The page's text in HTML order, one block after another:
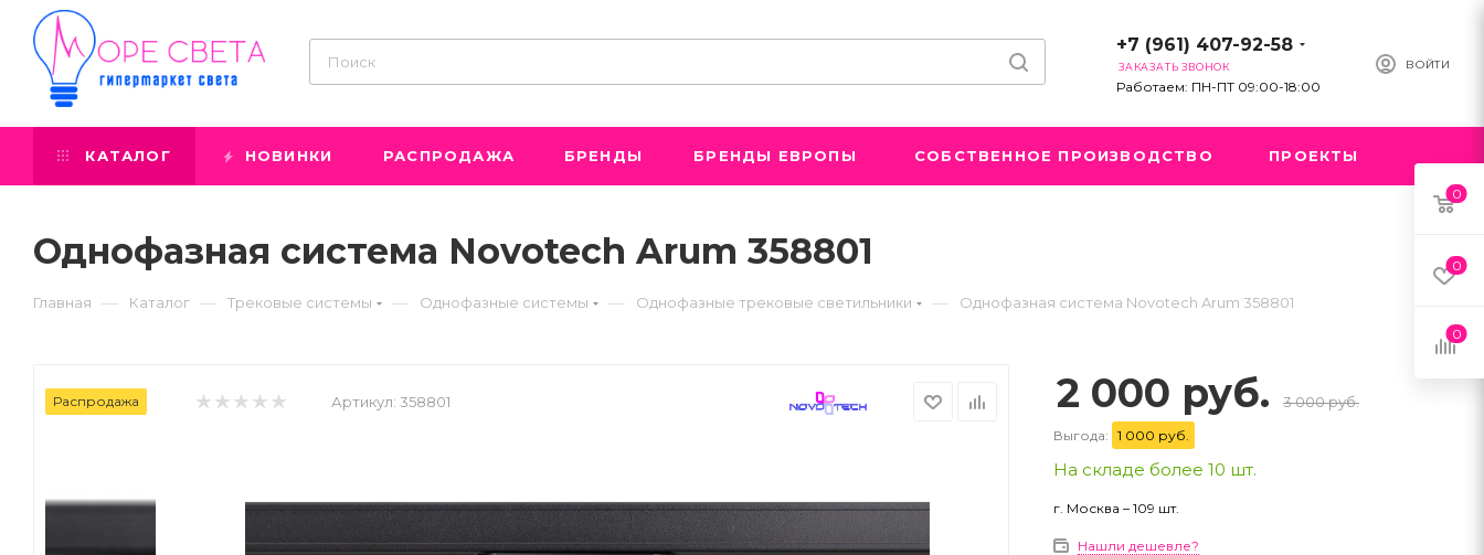
ВОЙТИ
+7 (961) 407-92-58
ЗАКАЗАТЬ ЗВОНОК
Работаем: ПН-ПТ 09:00-18:00
КАТАЛОГ НОВИНКИ РАСПРОДАЖА БРЕНДЫ БРЕНДЫ ЕВРОПЫ СОБСТВЕННОЕ ПРОИЗВОДСТВО ПРОЕКТЫ
Однофазная система Novotech Arum 358801
Главная — Каталог — Трековые системы — Однофазные системы — Однофазные трековые светильники — Однофазная система Novotech Arum 358801
Распродажа Артикул: 358801 2 000 руб. 3 000 руб.
Выгода: 1 000 руб.
На складе более 10 шт.
г. Москва – 109 шт.
Нашли дешевле?
0
0
0